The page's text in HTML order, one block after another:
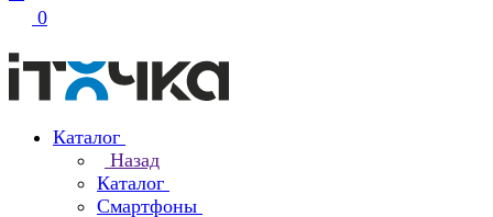
0
Каталог
Назад
Каталог
Смартфоны